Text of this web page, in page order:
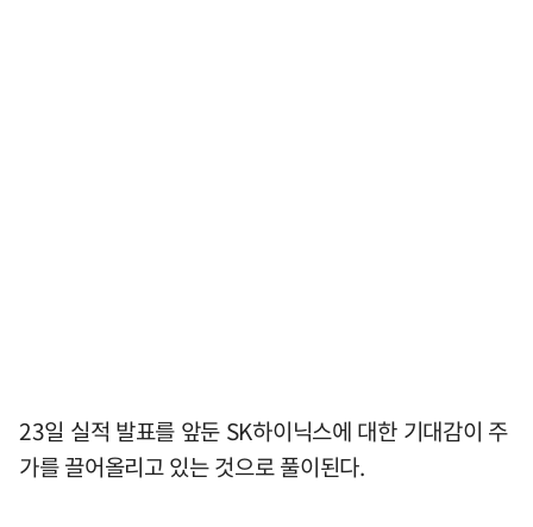
23일 실적 발표를 앞둔 SK하이닉스에 대한 기대감이 주
가를 끌어올리고 있는 것으로 풀이된다.